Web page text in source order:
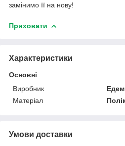
замінимо її на нову!
Приховати
Характеристики
Основні
Виробник
Едем
Матеріал
Умови доставки